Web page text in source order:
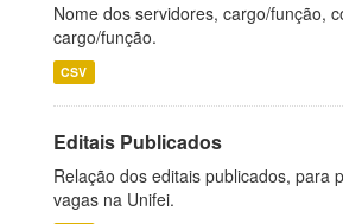
Nome dos servidores, cargo/função,
cargo/função.
CSV
Editais Publicados
Relação dos editais publicados, para
vagas na Unifei.